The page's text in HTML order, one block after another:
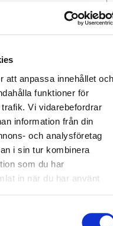
att anpassa innehållet och
funktioner för
Vi vidarebefordrar
information från din
och analysföretag
i sin tur kombinera
som du har
in när du har använt